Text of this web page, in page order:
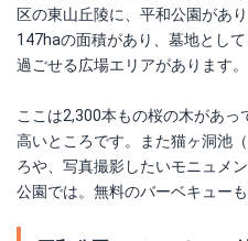
区の東山丘陵に、平和公園があ
147haの面積があり、墓地とし
過ごせる広場エリアがあります。
ここは2,300本もの桜の木があ
高いところです。また猫ヶ洞池
ろや、写真撮影したいモニュメ
公園では。無料のバーベキューも